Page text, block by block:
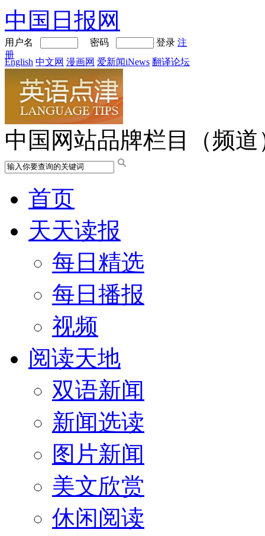
中国日报网
用户名 密码 登录 注
册
English 中文网 漫画网 爱新闻iNews 翻译论坛
中国网站品牌栏目（频道
首页
天天读报
每日精选
每日播报
视频
阅读天地
双语新闻
新闻选读
图片新闻
美文欣赏
休闲阅读